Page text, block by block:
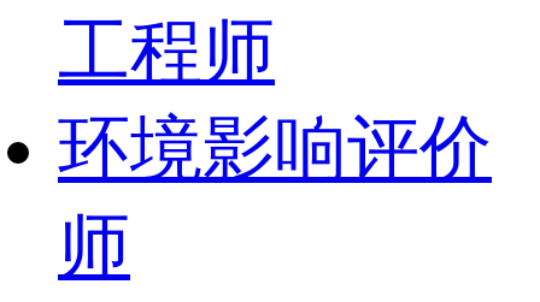
工程师
环境影响评价
师